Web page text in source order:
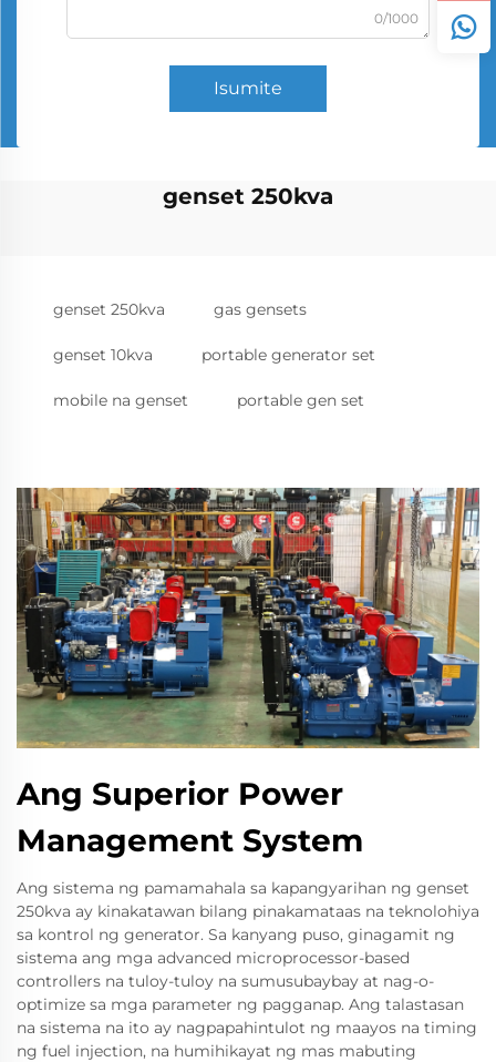
0/1000
Isumite
genset 250kva
genset 250kva gas gensets
genset 10kva portable generator set
mobile na genset portable gen set
Ang Superior Power
Management System
Ang sistema ng pamamahala sa kapangyarihan ng genset
250kva ay kinakatawan bilang pinakamataas na teknolohiya
sa kontrol ng generator. Sa kanyang puso, ginagamit ng
sistema ang mga advanced microprocessor-based
controllers na tuloy-tuloy na sumusubaybay at nag-o-
optimize sa mga parameter ng pagganap. Ang talastasan
na sistema na ito ay nagpapahintulot ng maayos na timing
ng fuel injection, na humihikayat ng mas mabuting